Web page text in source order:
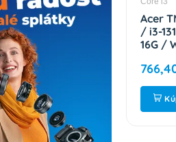
Acer
/ i3-
16G /